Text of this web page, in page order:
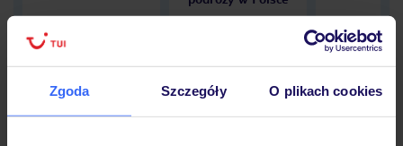
Zgoda Szczegóły O plikach cookies
Hotel